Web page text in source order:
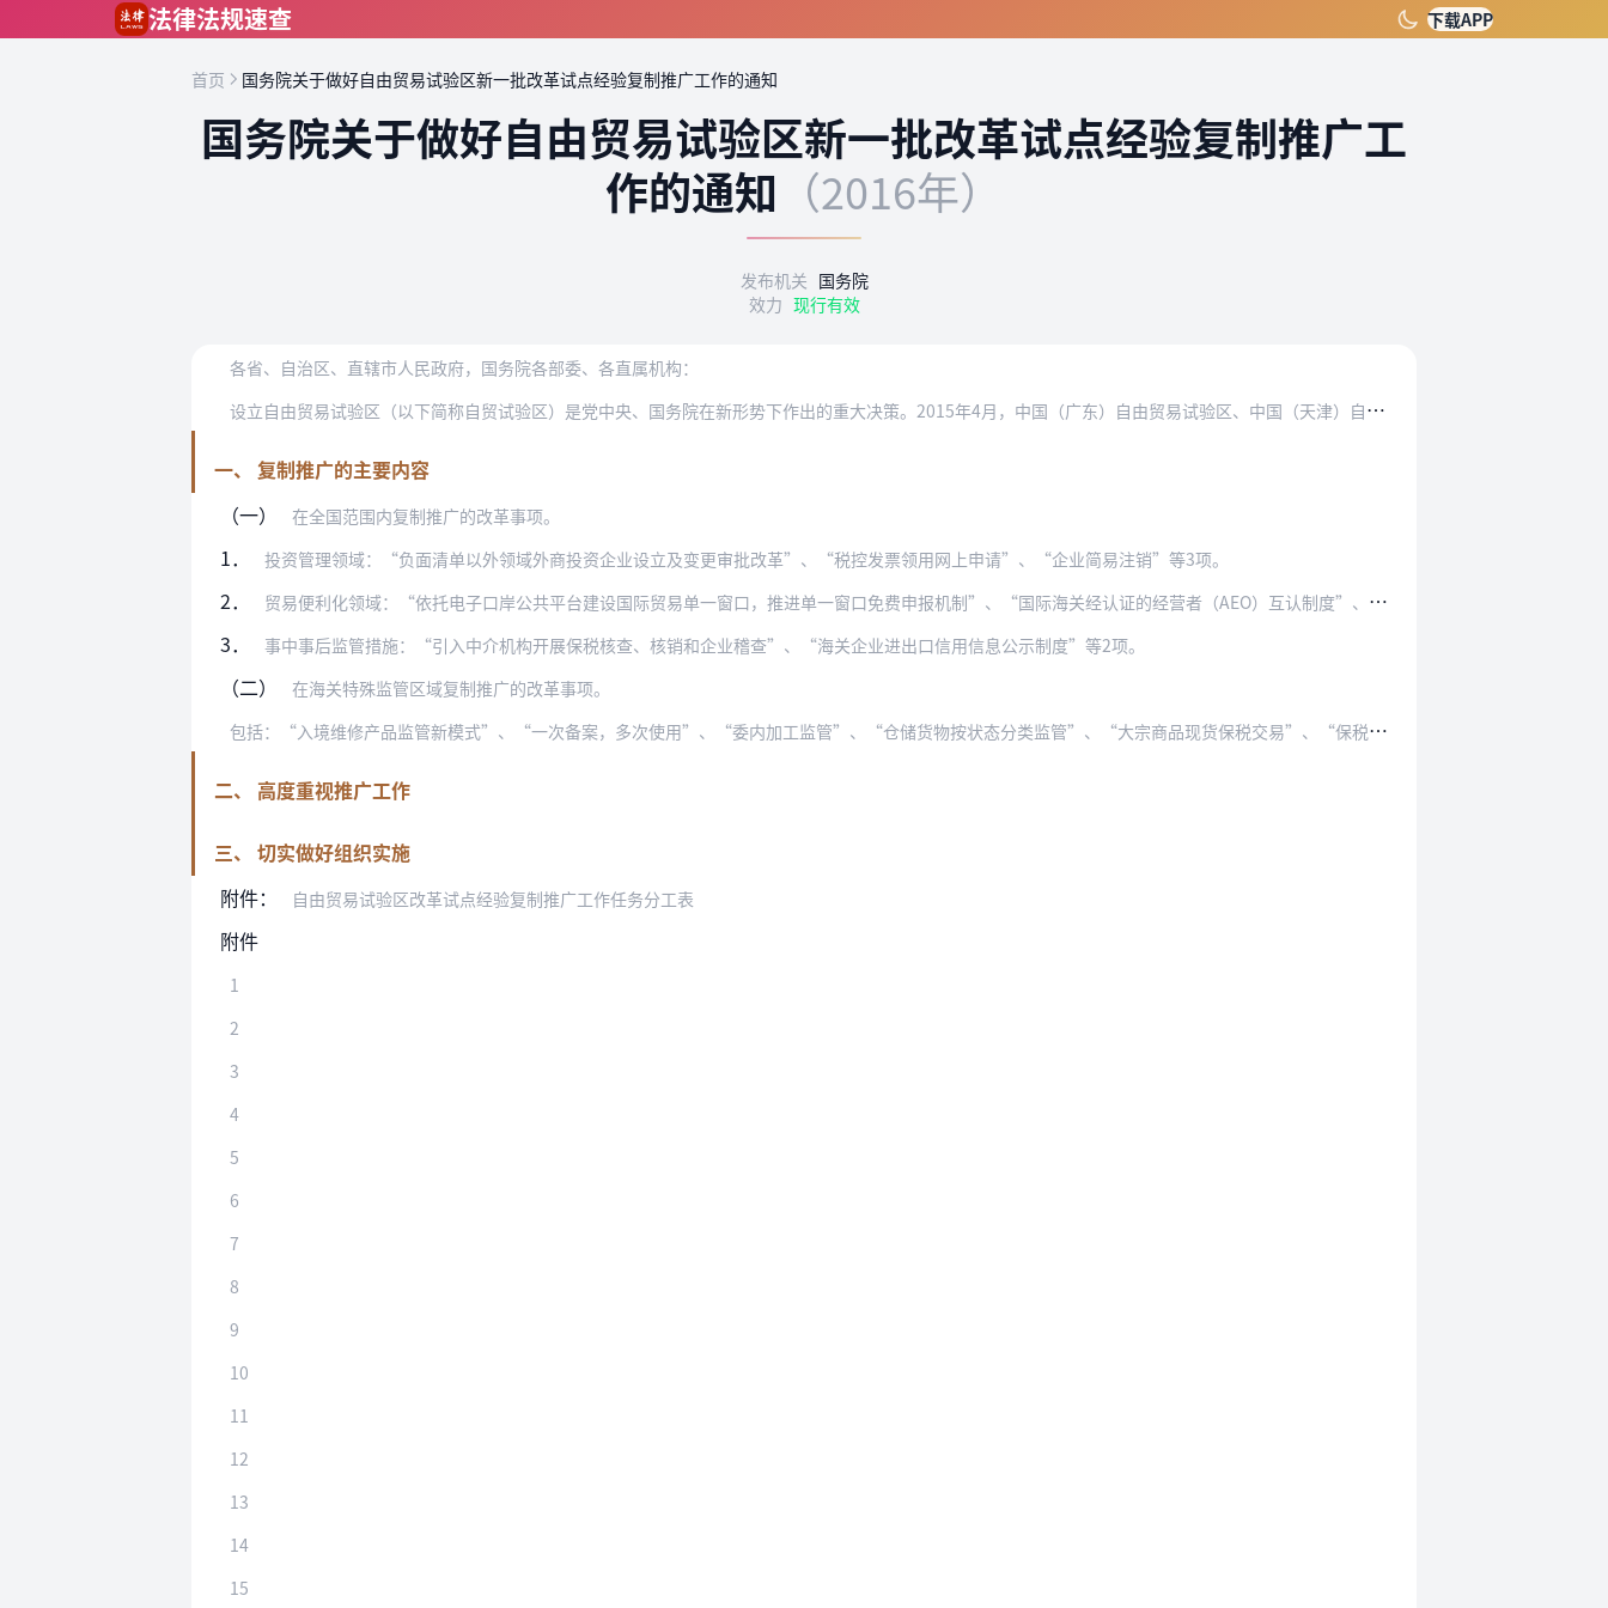
法律法规速查 下载APP
首页 国务院关于做好自由贸易试验区新一批改革试点经验复制推广工作的通知
国务院关于做好自由贸易试验区新一批改革试点经验复制推广工
作的通知 （2016年）
发布机关 国务院
效力 现行有效
各省、自治区、直辖市人民政府，国务院各部委、各直属机构：
设
立自由贸易试验区（以下简称自贸试验区）是党中央、国务院在新形势下作出的重大决策。2015年4月，中国（广东）自由贸易试验区、中国（天津）自由贸易试验区、中国（…
一、 复制推广的主要内容
（一）
在全国范围内复制推广的改革事项。
1． 投资管理领域：“负面清单以外领域外商投资企业设立及变更审批改革”、“税控发票领用网上申请”、“企业简易注销”等3项。
2． 贸易便利化领域：“依托电子口岸公共平台建设国际贸易单一窗口，推进单一窗口免费申报机制”、“国际海关经认证的经营者（AEO）互认制度”、“出境加工监管”、“企业协…
3． 事中事后监管措施：“引入中介机构开展保税核查、核销和企业稽查”、“海关企业进出口信用信息公示制度”等2项。
（二） 在海关特殊监管区域复制推广的改革事项。
包
括：“入境维修产品监管新模式”、“一次备案，多次使用”、“委内加工监管”、“仓储货物按状态分类监管”、“大宗商品现货保税交易”、“保税展示交易货物分线监管、预…
二、 高度重视推广工作
三、 切实做好组织实施
附件：
自由贸易试验区改革试点经验复制推广工作任务分工表
附件
1
2
3
4
5
6
7
8
9
10
11
12
13
14
15